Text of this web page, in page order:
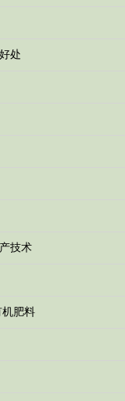
处
技术
肥料